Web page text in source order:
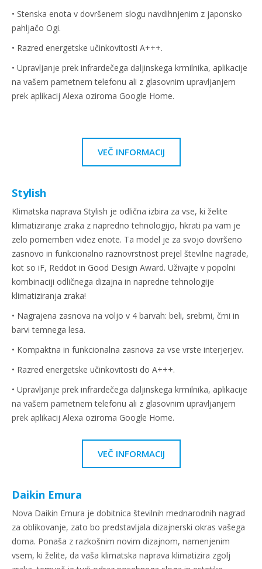
• Stenska enota v dovršenem slogu navdihnjenim z japonsko
pahljačo Ogi.
• Razred energetske učinkovitosti A+++.
• Upravljanje prek infrardečega daljinskega krmilnika, aplikacije
na vašem pametnem telefonu ali z glasovnim upravljanjem
prek aplikacij Alexa oziroma Google Home.
VEČ INFORMACIJ
Stylish
Klimatska naprava Stylish je odlična izbira za vse, ki želite
klimatiziranje zraka z napredno tehnologijo, hkrati pa vam je
zelo pomemben videz enote. Ta model je za svojo dovršeno
zasnovo in funkcionalno raznovrstnost prejel številne nagrade,
kot so iF, Reddot in Good Design Award. Uživajte v popolni
kombinaciji odličnega dizajna in napredne tehnologije
klimatiziranja zraka!
• Nagrajena zasnova na voljo v 4 barvah: beli, srebrni, črni in
barvi temnega lesa.
• Kompaktna in funkcionalna zasnova za vse vrste interjerjev.
• Razred energetske učinkovitosti do A+++.
• Upravljanje prek infrardečega daljinskega krmilnika, aplikacije
na vašem pametnem telefonu ali z glasovnim upravljanjem
prek aplikacij Alexa oziroma Google Home.
VEČ INFORMACIJ
Daikin Emura
Nova Daikin Emura je dobitnica številnih mednarodnih nagrad
za oblikovanje, zato bo predstavljala dizajnerski okras vašega
doma. Ponaša z razkošnim novim dizajnom, namenjenim
vsem, ki želite, da vaša klimatska naprava klimatizira zgolj